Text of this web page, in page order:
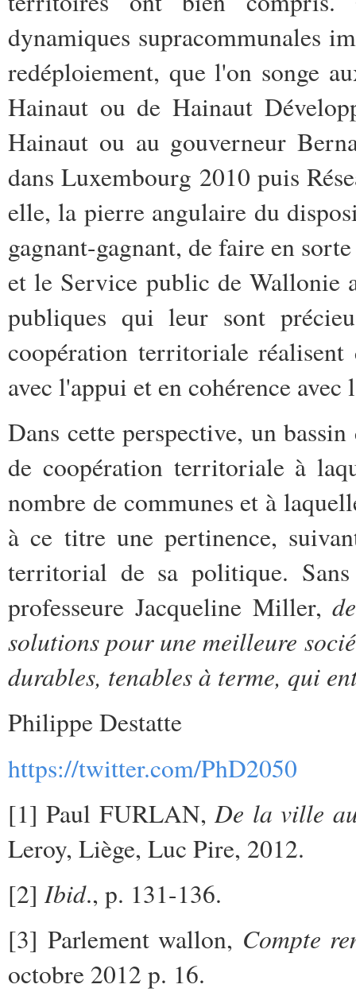
dynamiques supracommunales
redéploiement, que l'on songe
Hainaut ou de Hainaut
Hainaut ou au gouverneur
dans Luxembourg 2010 puis
elle, la pierre angulaire du
gagnant-gagnant, de faire en
et le Service public de Wallonie
publiques qui leur sont
coopération territoriale réalisent
avec l'appui et en cohérence
Dans cette perspective, un
de coopération territoriale à
nombre de communes et à
à ce titre une pertinence,
territorial de sa politique.
professeure Jacqueline Miller,
solutions pour une meilleure
durables, tenables à terme, qui
Philippe Destatte
https://twitter.com/PhD2050
[1] Paul FURLAN,De la ville
Leroy, Liège, Luc Pire, 2012.
[2]Ibid., p. 131-136.
[3] Parlement wallon, Compte
octobre 2012 p. 16.